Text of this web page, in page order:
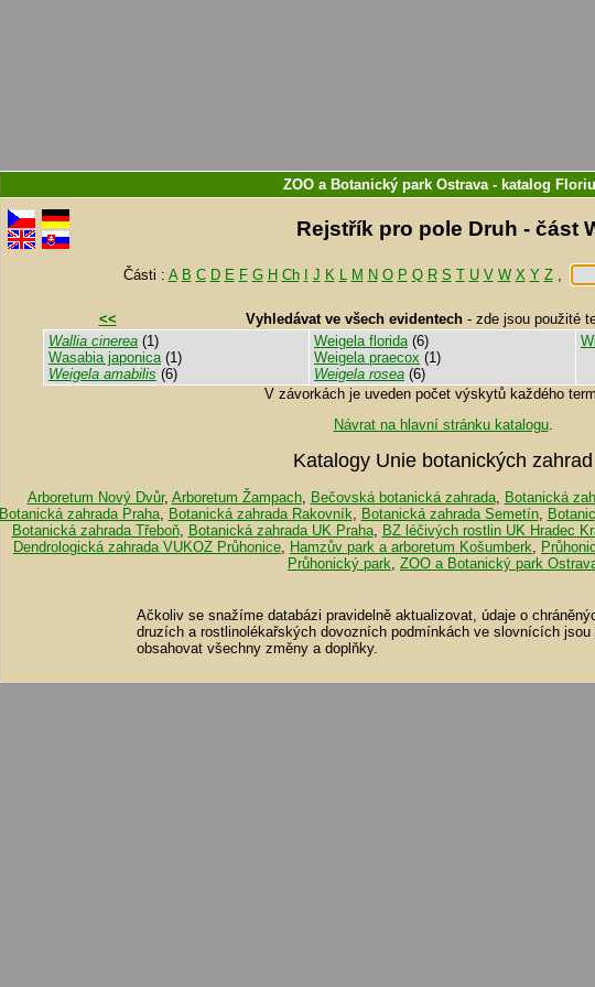
ZOO a Botanický park Ostrava- katalog
Rejstřík pro pole Druh - část
Části : A B C D E F G H Ch J K L M N O P Q R S T U V W X Y Z,
<< Vyhledávat ve všech evidentech- zde jsou použité
Wallia cinerea (1)
Wasabia japonica(1)
Weigela amabilis (6)
Weigela florida(6)
Weigela praecox (1)
Weigela rosea (6)
V závorkách je uveden počet výskytů každého
Návrat na hlavní stránku katalogu.
Katalogy Unie botanických zahrad
Arboretum Nový Dvůr, Arboretum Žampach, Bečovská botanická zahrada, Botanická
Botanická zahrada Praha, Botanická zahrada Rakovník Botanická zahrada Semetín,
Botanická zahrada Třeboň, Botanická zahrada UK Praha, BZ léčivých rostlin UK Hradec
Dendrologická zahrada VUKOZ Průhonice
Hamzův park a arboretum Košumberk
Průhonický park ZOO a Botanický park
Ačkoliv se snažíme databázi pravidelně aktualizovat, údaje o
druzích a rostlinolékařských dovozních podmínkách ve slovnících
obsahovat všechny změny a doplňky.